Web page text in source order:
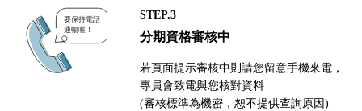
STEP.3
分期資格審核中
若頁面提示審核中則請您留意手機來電，
專員會致電與您核對資料
(審核標準為機密，恕不提供查詢原因)